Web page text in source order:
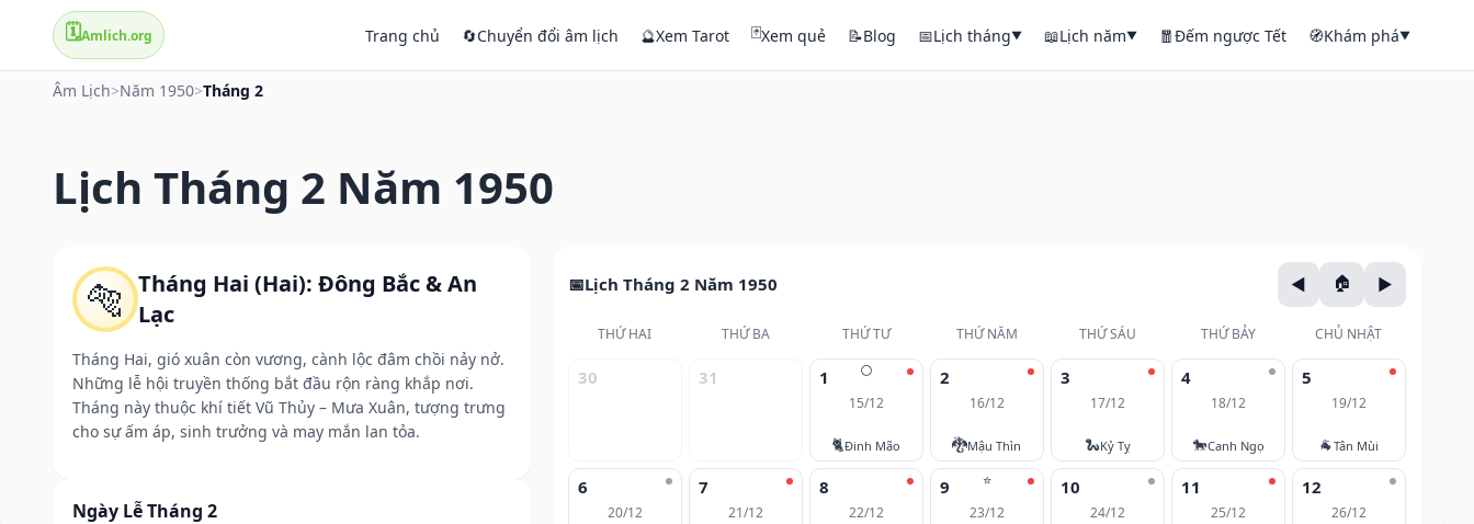
🗓️Amlich.org Trang chủ 🔄Chuyển đổi âm lịch 🔮Xem Tarot 🃏Xem quẻ 📝Blog 📅Lịch tháng▼ 📖Lịch năm▼ 🧧Đếm ngược Tết 🧭Khám phá▼
Âm Lịch>Năm 1950>Tháng 2
Lịch Tháng 2 Năm 1950
🐅 Tháng Hai (Hai): Đông Bắc & An
Lạc
Tháng Hai, gió xuân còn vương, cành lộc đâm chồi nảy nở.
Những lễ hội truyền thống bắt đầu rộn ràng khắp nơi.
Tháng này thuộc khí tiết Vũ Thủy – Mưa Xuân, tượng trưng
cho sự ấm áp, sinh trưởng và may mắn lan tỏa.
Ngày Lễ Tháng 2
Lịch Tháng 2 Năm 1950
THỨ HAI THỨ BA THỨ TƯ THỨ NĂM THỨ SÁU THỨ BẢY CHỦ NHẬT
30 31 🌕
1
15/12
🐈Đinh Mão
2
16/12
🐉Mậu Thìn
3
17/12
🐍Kỷ Tỵ
4
18/12
🐎Canh Ngọ
5
19/12
🐐Tân Mùi
6
20/12
7
21/12
8
22/12
⭐
9
23/12
10
24/12
11
25/12
12
26/12